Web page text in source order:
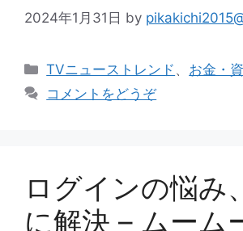
2024年1月31日 by
カ
TVニューストレンド 、 お金・
コメントをどうぞ
ログインの悩み
に解決 – ムーム